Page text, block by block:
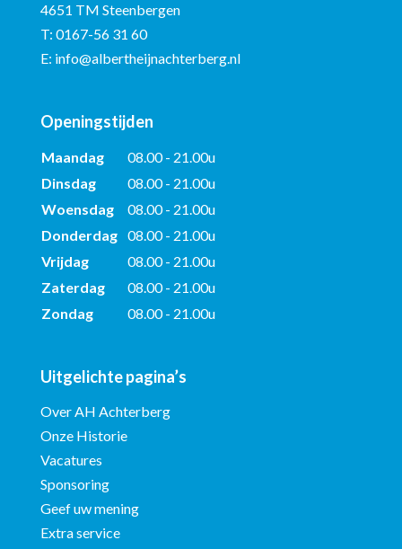
4651 TM Steenbergen
T: 0167-56 31 60
E: info@albertheijnachterberg.nl
Openingstijden
Maandag
08.00 - 21.00u
Dinsdag
08.00 - 21.00u
Woensdag
08.00 - 21.00u
Donderdag 08.00 - 21.00u
Vrijdag
08.00 - 21.00u
Zaterdag
08.00 - 21.00u
Zondag
08.00 - 21.00u
Uitgelichte pagina’s
Over AH Achterberg
Onze Historie
Vacatures
Sponsoring
Geef uw mening
Extra service